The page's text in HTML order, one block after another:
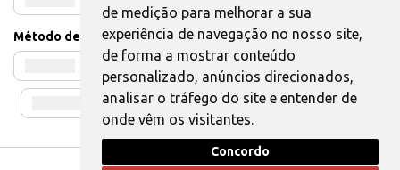
de medição para melhorar a sua
experiência de navegação no nosso site,
de forma a mostrar conteúdo
personalizado, anúncios direcionados,
analisar o tráfego do site e entender de
onde vêm os visitantes.
Concordo
Método de Envio
Livro de Reclamações | Também pode Elogiar